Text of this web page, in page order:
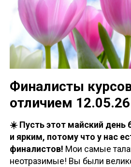
Финалисты
отличием 12.05.26
☀️ Пусть этот майский день
и ярким, потому что у нас
финалистов! Мои самые
неотразимые! Вы были